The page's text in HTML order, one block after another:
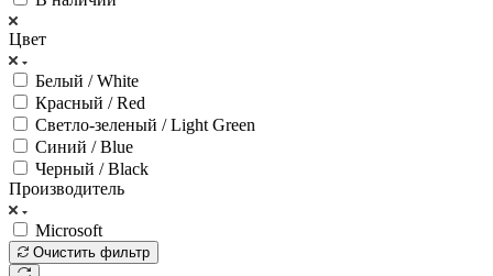
Цвет
Белый / White
Красный / Red
Светло-зеленый / Light Green
Синий / Blue
Черный / Black
Производитель
Microsoft
Очистить фильтр